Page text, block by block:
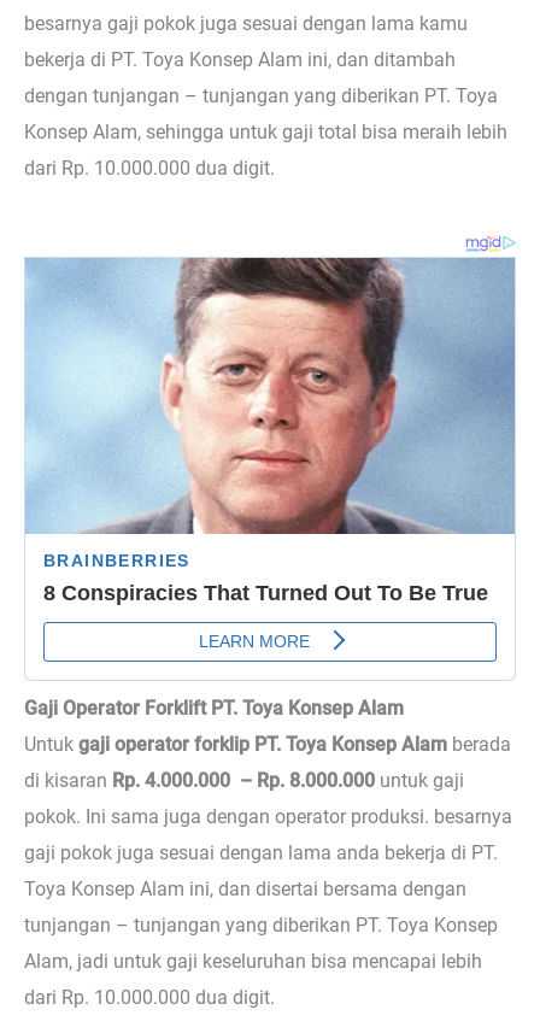
besarnya gaji pokok juga sesuai dengan lama kamu
bekerja di PT. Toya Konsep Alam ini, dan ditambah
dengan tunjangan – tunjangan yang diberikan PT. Toya
Konsep Alam, sehingga untuk gaji total bisa meraih lebih
dari Rp. 10.000.000 dua digit.
Gaji Operator Forklift PT. Toya Konsep Alam
Untuk gaji operator forklip PT. Toya Konsep Alam berada
di kisaran Rp. 4.000.000 – Rp. 8.000.000 untuk gaji
pokok. Ini sama juga dengan operator produksi. besarnya
gaji pokok juga sesuai dengan lama anda bekerja di PT.
Toya Konsep Alam ini, dan disertai bersama dengan
tunjangan – tunjangan yang diberikan PT. Toya Konsep
Alam, jadi untuk gaji keseluruhan bisa mencapai lebih
dari Rp. 10.000.000 dua digit.